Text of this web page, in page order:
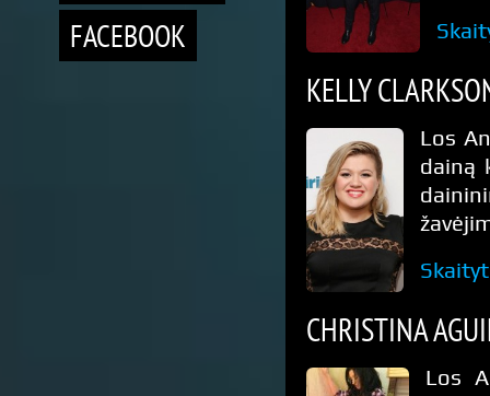
FACEBOOK
KELLY
Los
dainą
CHRISTINA
Los